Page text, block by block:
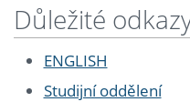
Důležité
ENGLISH
Studijní oddělení